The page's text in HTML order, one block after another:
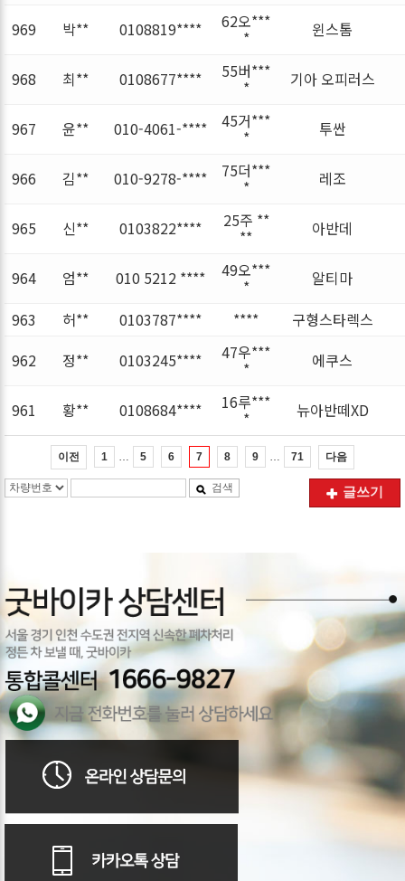
969 박** 0108819**** 62오***
* 윈스톰
968 최** 0108677**** 55버***
* 기아 오피러스
967 윤** 010-4061-**** 45거***
* 투싼
966 김** 010-9278-**** 75더***
* 레조
965 신** 0103822**** 25주 **
** 아반데
964 엄** 010 5212 **** 49오***
*
알티마
963
허** 0103787**** ****
구형스타렉스
962
정** 0103245**** 47우***
* 에쿠스
961 황** 0108684**** 16루***
* 뉴아반떼XD
이전 1 5 6 7 8 9 71 다음
검색 글쓰기